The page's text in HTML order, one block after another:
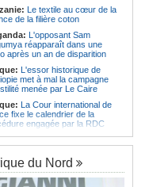
Le textile au cœur de la
de la filière coton
L'opposant Sam
réapparaît dans une
après un an de disparition
L'essor historique de
met à mal la campagne
menée par Le Caire
La Cour international de
fixe le calendrier de la
engagée par la RDC
Le pays échange avec le
de l'UA sur l'évolution de la
et la visite du Conseil de
à Khartoum
du Nord